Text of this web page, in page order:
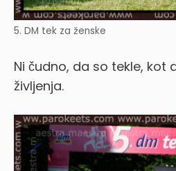
5. DM tek za ženske
Ni čudno, da so tekle, kot
življenja.